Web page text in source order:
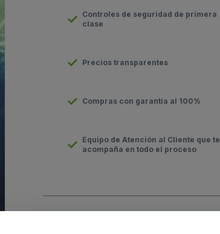
Controles de seguridad de primera
clase
Precios transparentes
Compras con garantía al 100%
Equipo de Atención al Cliente que te
acompaña en todo el proceso